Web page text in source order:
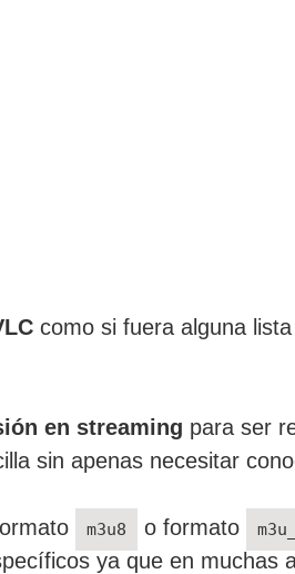
como si fuera alguna
en streaming para ser
sin apenas necesitar
m3u8 o formato
ya que en muchas